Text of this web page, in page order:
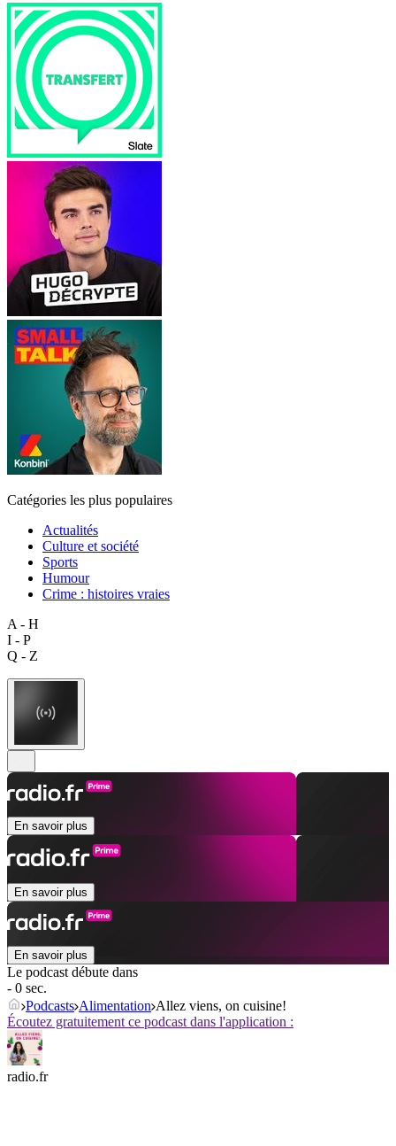
Catégories les plus populaires
Actualités
Culture et société
Sports
Humour
Crime : histoires vraies
A - H
I - P
Q - Z
En savoir plus
En savoir plus
En savoir plus
Le podcast débute dans
- 0 sec.
Podcasts Alimentation Allez viens, on cuisine!
Écoutez gratuitement ce podcast dans l'application :
radio.fr